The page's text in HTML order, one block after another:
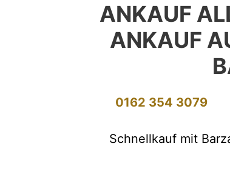
ANKAUF
ANKAUF
0162 354 3079
Schnellkauf mit